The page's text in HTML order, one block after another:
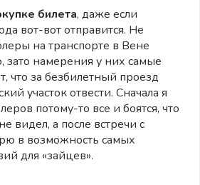
билета, даже если
вот-вот отправится. Не
на транспорте в Вене
зато намерения у них самые
что за безбилетный проезд
участок отвести. Сначала я
потому-то все и боятся, что
видел, а после встречи с
в возможность самых
для «зайцев».